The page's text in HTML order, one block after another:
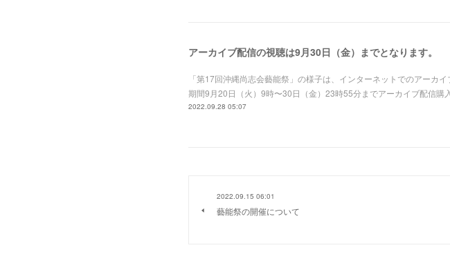
アーカイブ配信の視聴は9月30日（金）までとなります。
「第17回沖縄尚志会藝能祭」の様子は、インターネットでのアーカ
期間9月20日（火）9時〜30日（金）23時55分までアーカイブ配信購
2022.09.28 05:07
2022.09.15 06:01
藝能祭の開催について